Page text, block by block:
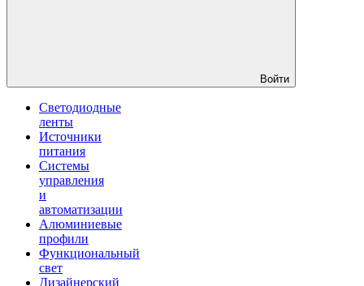
Войти
Светодиодные
ленты
Источники
питания
Системы
управления
и
автоматизации
Алюминиевые
профили
Функциональный
свет
Дизайнерский